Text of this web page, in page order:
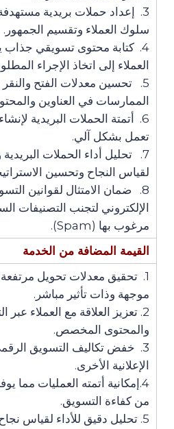
3. إعداد حملات بريدية
سلوك العملاء وتقسيم الجمهور.
4. كتابة محتوى تسويقي جذاب
العملاء إلى اتخاذ الإجراء
5. تحسين معدلات الفتح
الممارسات في العناوين
6. أتمتة الحملات البريدية
تعمل بشكل آلي.
7. تحليل أداء الحملات
لقياس النجاح وتحسين
8. ضمان الامتثال لقوانين
الإلكتروني لتجنب التصنيفات
مرغوب بها (Spam).
القيمة المضافة من الخدمة
1. تحقيق معدلات تحويل
موجهة وذات تأثير مباشر.
2. تعزيز العلاقة مع العملاء عبر
والمحتوى المخصص.
3. خفض تكاليف التسويق
الإعلانية الأخرى.
4.إمكانية أتمته العمليات مما
من كفاءة التسويق.
5. تحليل دقيق للأداء لقياس